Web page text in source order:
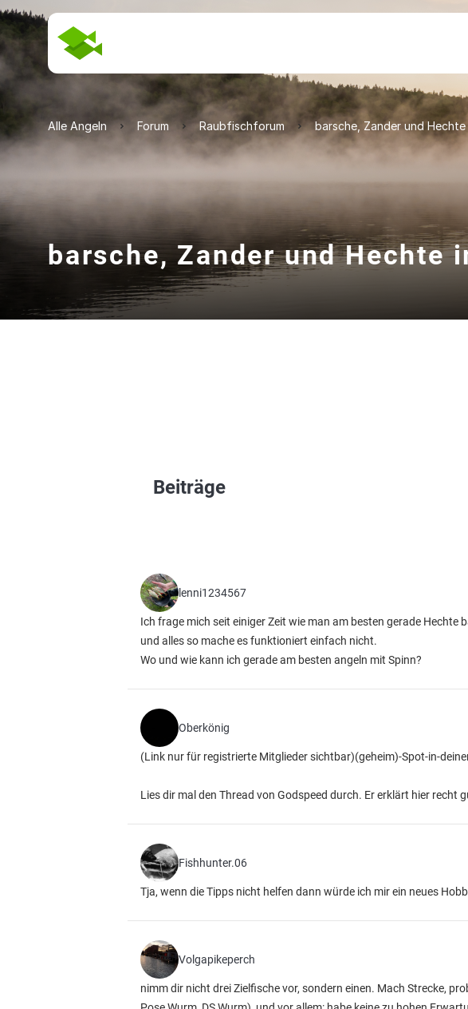
Alle Angeln Forum Raubfischforum barsche, Zander und
barsche, Zander und Hechte
Beiträge
lenni1234567
Ich frage mich seit einiger Zeit wie man am besten gerade
und alles so mache es funktioniert einfach nicht.
Wo und wie kann ich gerade am besten angeln mit Spinn?
Oberkönig
(Link nur für registrierte Mitglieder sichtbar)(geheim)-Spot-in-
Lies dir mal den Thread von Godspeed durch. Er erklärt hier
Fishhunter.06
Tja, wenn die Tipps nicht helfen dann würde ich mir ein neues
Volgapikeperch
nimm dir nicht drei Zielfische vor, sondern einen. Mach Strecke,